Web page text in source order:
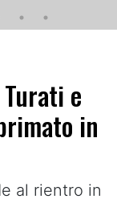
e
in
al rientro in